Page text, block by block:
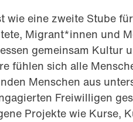
wie eine zweite Stube
Migrant*innen und
gemeinsam Kultur
fühlen sich alle
Menschen aus
Freiwilligen
Projekte wie Kurse,